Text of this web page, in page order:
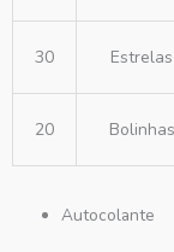
30 Estrelas
20 Bolinhas
Autocolante